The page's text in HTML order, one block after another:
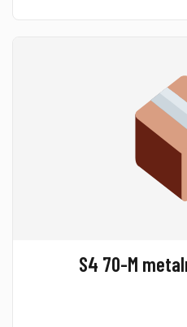
S4 70-M